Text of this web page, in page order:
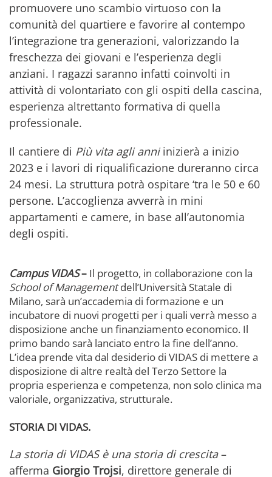
promuovere uno scambio virtuoso con la
comunità del quartiere e favorire al contempo
l’integrazione tra generazioni, valorizzando la
freschezza dei giovani e l’esperienza degli
anziani. I ragazzi saranno infatti coinvolti in
attività di volontariato con gli ospiti della cascina,
esperienza altrettanto formativa di quella
professionale.
Il cantiere di Più vita agli anniinizierà a inizio
2023 e i lavori di riqualificazione dureranno circa
24 mesi. La struttura potrà ospitare ‘tra le 50 e 60
persone. L’accoglienza avverrà in mini
appartamenti e camere, in base all’autonomia
degli ospiti.
Campus VIDAS– Il progetto, in collaborazione con la
School of Managementdell’Università Statale di
Milano, sarà un’accademia di formazione e un
incubatore di nuovi progetti per i quali verrà messo a
disposizione anche un finanziamento economico. Il
primo bando sarà lanciato entro la fine dell’anno.
L’idea prende vita dal desiderio di VIDAS di mettere a
disposizione di altre realtà del Terzo Settore la
propria esperienza e competenza, non solo clinica ma
valoriale, organizzativa, strutturale.
STORIA DI VIDAS.
La storia di VIDAS è una storia di crescita–
afferma Giorgio Trojsi, direttore generale di